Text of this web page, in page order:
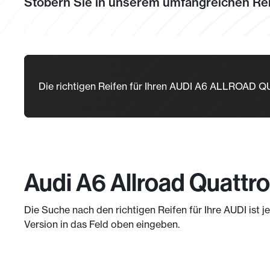
Die richtigen Reifen für Ihren AUDI A6 ALLROAD
Audi A6 Allroad
Die Suche nach den richtigen Reifen für Ihre AUDI ist
Version in das Feld oben eingeben.